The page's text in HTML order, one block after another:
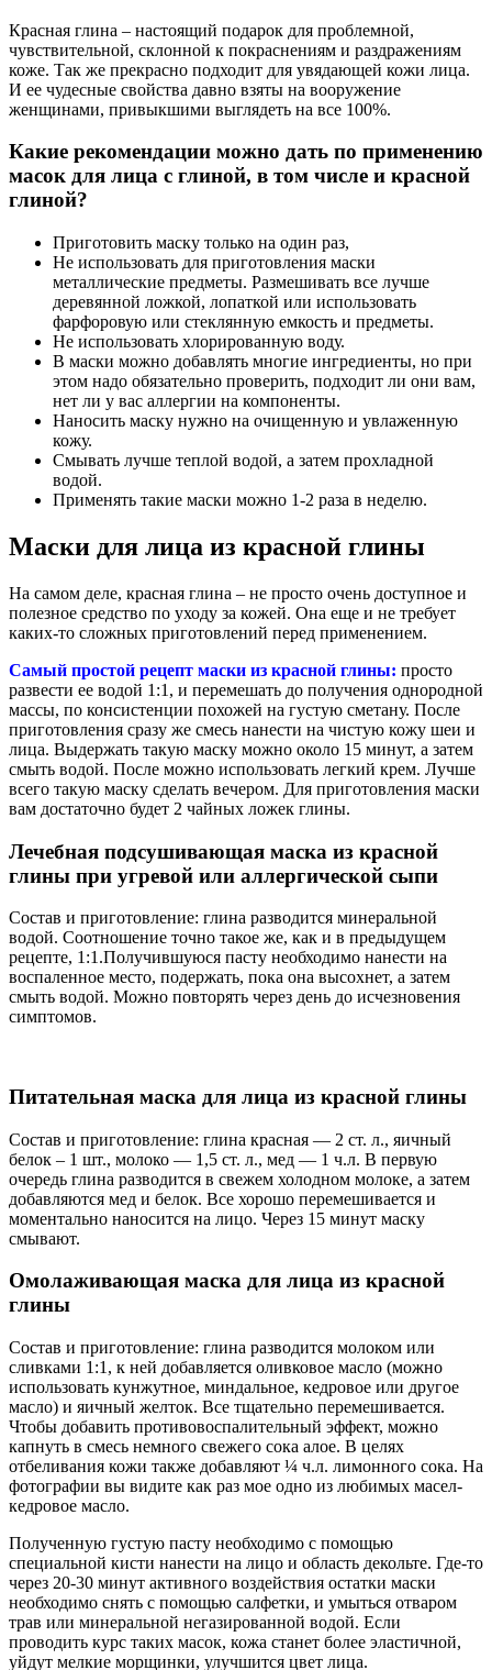
Красная глина – настоящий подарок для проблемной,
чувствительной, склонной к покраснениям и раздражениям
коже. Так же прекрасно подходит для увядающей кожи лица.
И ее чудесные свойства давно взяты на вооружение
женщинами, привыкшими выглядеть на все 100%.
Какие рекомендации можно дать по применению
масок для лица с глиной, в том числе и красной
глиной?
Приготовить маску только на один раз,
Не использовать для приготовления маски
металлические предметы. Размешивать все лучше
деревянной ложкой, лопаткой или использовать
фарфоровую или стеклянную емкость и предметы.
Не использовать хлорированную воду.
В маски можно добавлять многие ингредиенты, но при
этом надо обязательно проверить, подходит ли они вам,
нет ли у вас аллергии на компоненты.
Наносить маску нужно на очищенную и увлаженную
кожу.
Смывать лучше теплой водой, а затем прохладной
водой.
Применять такие маски можно 1-2 раза в неделю.
Маски для лица из красной глины
На самом деле, красная глина – не просто очень доступное и
полезное средство по уходу за кожей. Она еще и не требует
каких-то сложных приготовлений перед применением.
Самый простой рецепт маски из красной глины: просто
развести ее водой 1:1, и перемешать до получения однородной
массы, по консистенции похожей на густую сметану. После
приготовления сразу же смесь нанести на чистую кожу шеи и
лица. Выдержать такую маску можно около 15 минут, а затем
смыть водой. После можно использовать легкий крем. Лучше
всего такую маску сделать вечером. Для приготовления маски
вам достаточно будет 2 чайных ложек глины.
Лечебная подсушивающая маска из красной
глины при угревой или аллергической сыпи
Состав и приготовление: глина разводится минеральной
водой. Соотношение точно такое же, как и в предыдущем
рецепте, 1:1.Получившуюся пасту необходимо нанести на
воспаленное место, подержать, пока она высохнет, а затем
смыть водой. Можно повторять через день до исчезновения
симптомов.
Питательная маска для лица из красной глины
Состав и приготовление: глина красная — 2 ст. л., яичный
белок – 1 шт., молоко — 1,5 ст. л., мед — 1 ч.л. В первую
очередь глина разводится в свежем холодном молоке, а затем
добавляются мед и белок. Все хорошо перемешивается и
моментально наносится на лицо. Через 15 минут маску
смывают.
Омолаживающая маска для лица из красной
глины
Состав и приготовление: глина разводится молоком или
сливками 1:1, к ней добавляется оливковое масло (можно
использовать кунжутное, миндальное, кедровое или другое
масло) и яичный желток. Все тщательно перемешивается.
Чтобы добавить противовоспалительный эффект, можно
капнуть в смесь немного свежего сока алое. В целях
отбеливания кожи также добавляют ¼ ч.л. лимонного сока. На
фотографии вы видите как раз мое одно из любимых масел-
кедровое масло.
Полученную густую пасту необходимо с помощью
специальной кисти нанести на лицо и область декольте. Где-то
через 20-30 минут активного воздействия остатки маски
необходимо снять с помощью салфетки, и умыться отваром
трав или минеральной негазированной водой. Если
проводить курс таких масок, кожа станет более эластичной,
уйдут мелкие морщинки, улучшится цвет лица.